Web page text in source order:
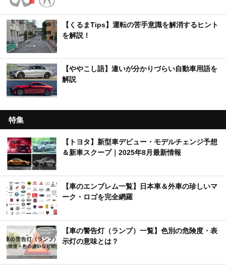
【くるまTips】運転の苦手意識を解消するヒント
を解説！
【ややこし語】違いが分かりづらい自動車用語を
解説
特集
【トヨタ】新型車デビュー・モデルチェンジ予想
＆新車スクープ｜2025年8月最新情報
【車のエンブレム一覧】日本車＆外車の珍しいマ
ーク・ロゴを完全網羅
【車の警告灯（ランプ）一覧】色別の危険度・表
示灯の意味とは？